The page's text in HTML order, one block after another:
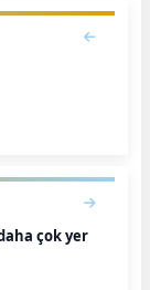
çok yer